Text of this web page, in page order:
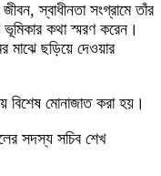
স্বাধীনতা সংগ্রামে তাঁর
কথা স্মরণ করেন।
মাঝে ছড়িয়ে দেওয়ার
বিশেষ মোনাজাত করা হয়।
সদস্য সচিব শেখ